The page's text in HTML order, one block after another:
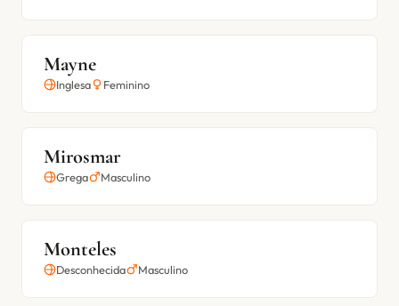
Mayne
Inglesa Feminino
Mirosmar
Grega Masculino
Monteles
Desconhecida Masculino